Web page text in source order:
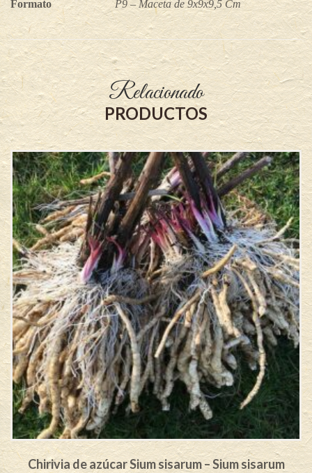
Formato P9 – Maceta de 9x9x9,5 Cm
Relacionado
PRODUCTOS
Chirivia de azúcar Sium sisarum – Sium sisarum